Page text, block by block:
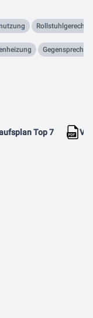
Rollstuhlgerecht
Top 7